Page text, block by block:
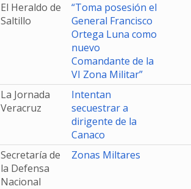
El Heraldo de
Saltillo
“Toma posesión el
General Francisco
Ortega Luna como
nuevo
Comandante de la
VI Zona Militar”
La Jornada
Veracruz
Intentan
secuestrar a
dirigente de la
Canaco
Secretaría de
la Defensa
Nacional
Zonas Miltares